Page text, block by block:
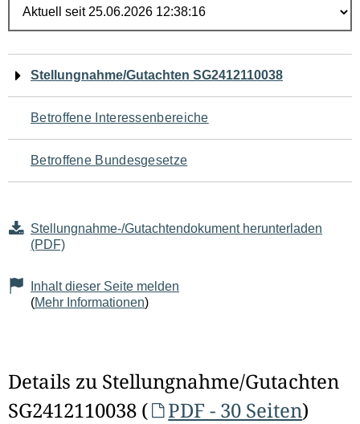
Navigation
für
den
Seiteninhalt
Stellungnahme/Gutachten SG2412110038
Betroffene Interessenbereiche
Betroffene Bundesgesetze
Stellungnahme-/Gutachtendokument herunterladen
(PDF)
Inhalt dieser Seite melden
(Mehr Informationen)
Details zu Stellungnahme/Gutachten
SG2412110038 (
PDF - 30 Seiten)